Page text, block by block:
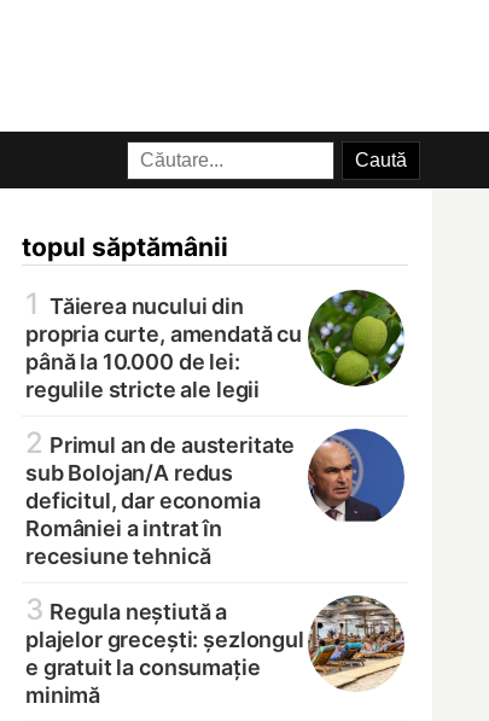
topul săptămânii
1 Tăierea nucului din
propria curte, amendată cu
până la 10.000 de lei:
regulile stricte ale legii
2 Primul an de austeritate
sub Bolojan/A redus
deficitul, dar economia
României a intrat în
recesiune tehnică
3 Regula neștiută a
plajelor grecești: șezlongul
e gratuit la consumație
minimă